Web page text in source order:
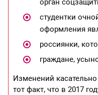
орган
студентки
оформления
россиянки,
граждане,
Изменений
тот факт, что в 2017